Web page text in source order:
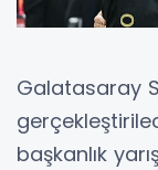
Galatasaray
başkanlık